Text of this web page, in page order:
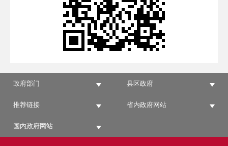
政府部门 县区政府
推荐链接 省内政府网站
国内政府网站